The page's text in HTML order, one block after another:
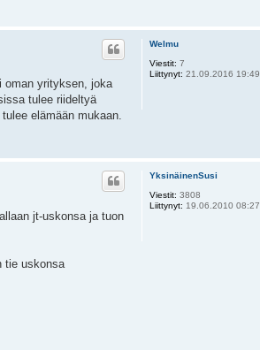
Welmu
Viestit: 7
Liittynyt: 21.09.2016 19:49
oman yrityksen, joka
tulee riideltyä
elämään mukaan.
YksinäinenSusi
Viestit: 3808
Liittynyt: 19.06.2010 08:27
jt-uskonsa ja tuon
tie uskonsa